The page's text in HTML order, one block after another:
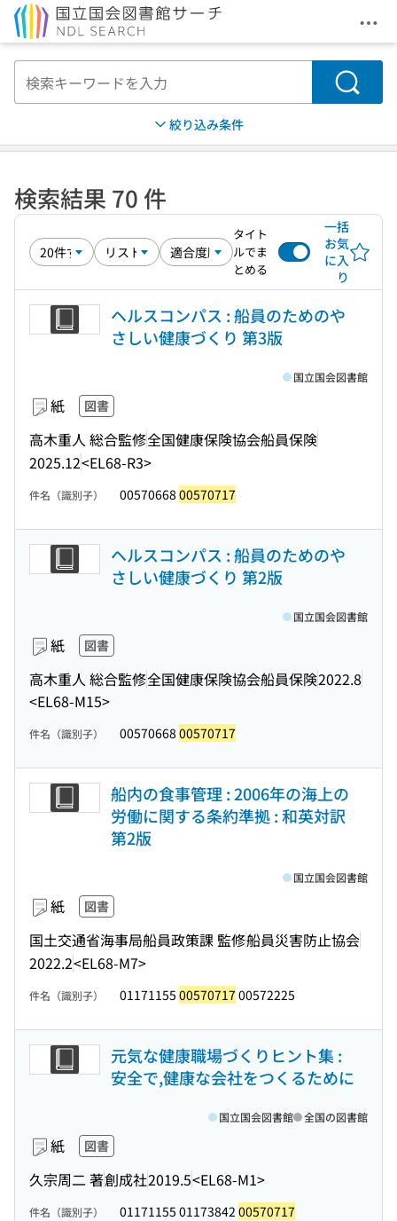
メ
検索
絞り込み条件
検索結果 70 件
タイト
ルでま
とめる
一括
お気
に入
り
ヘルスコンパス : 船員のためのや
さしい健康づくり 第3版
紙 図書
高木重人 総合監修全国健康保険協会船員保険
2025.12<EL68-R3>
国立国会図書館
件名（識別子） 00570668 00570717
ヘルスコンパス : 船員のためのや
さしい健康づくり 第2版
紙 図書
高木重人 総合監修全国健康保険協会船員保険2022.8
<EL68-M15>
国立国会図書館
件名（識別子） 00570668 00570717
船内の食事管理 : 2006年の海上の
労働に関する条約準拠 : 和英対訳
第2版
紙 図書
国土交通省海事局船員政策課 監修船員災害防止協会
2022.2<EL68-M7>
国立国会図書館
件名（識別子） 01171155 00570717 00572225
元気な健康職場づくりヒント集 :
安全で,健康な会社をつくるために
紙 図書
久宗周二 著創成社2019.5<EL68-M1>
国立国会図書館 全国の図書館
件名（識別子） 01171155 01173842 00570717